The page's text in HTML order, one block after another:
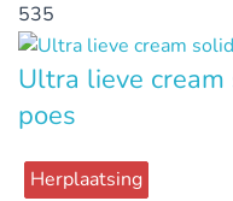
535
Ultra lieve
poes
Herplaatsing